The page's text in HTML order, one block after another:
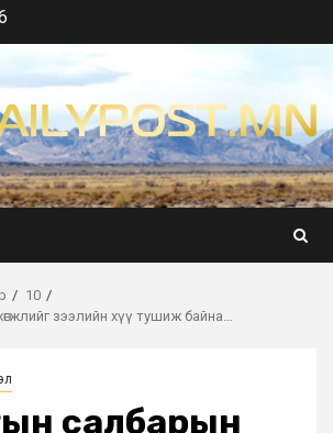
10
зээлийн хүү тушиж байна…
салбарын